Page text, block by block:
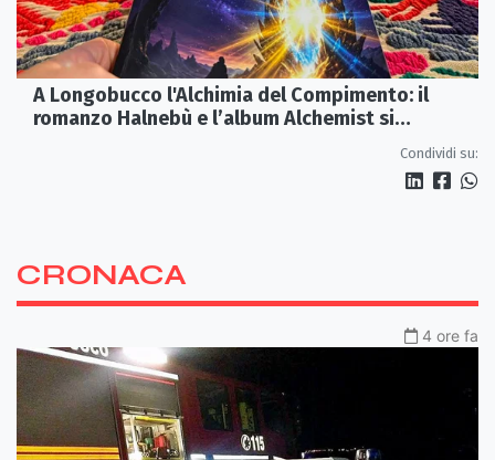
A Longobucco l'Alchimia del Compimento: il
romanzo Halnebù e l’album Alchemist si
Condividi su:
CRONACA
4 ore fa